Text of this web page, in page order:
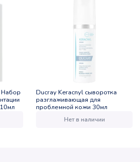
Набор
Ducray Keracnyl сыворотка
разглаживающая для
проблемной кожи 30мл
Нет в наличии